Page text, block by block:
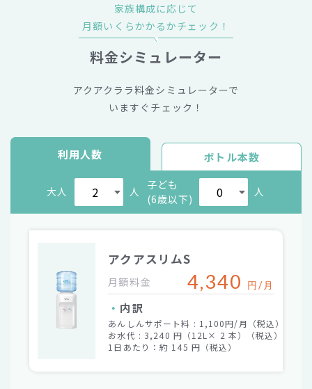
家族構成に応じて
月額いくらかかるかチェック！
料金シミュレーター
アクアクララ料金シミュレーターで
いますぐチェック！
利用人数 ボトル本数
大人 人
子ども
(6歳以下)
人
アクアスリムS
月額料金 4,340 円/月
内訳
あんしんサポート料 : 1,100円/月（税込）
お水代 : 3,240 円（12L× 2 本）（税込）
1日あたり：約 145 円（税込）